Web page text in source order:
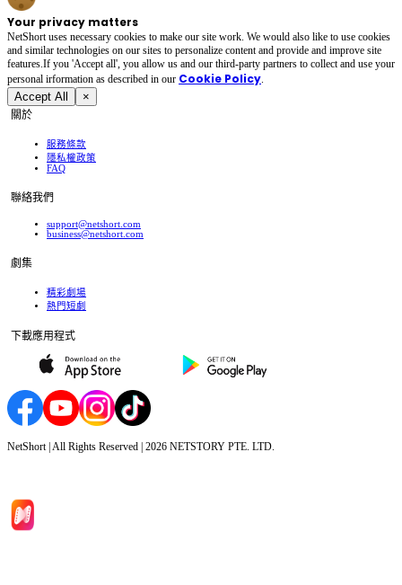
Your privacy matters
NetShort uses necessary cookies to make our site work. We would also like to use cookies
and similar technologies on our sites to personalize content and provide and improve site
features.If you 'Accept all', you allow us and our third-party partners to collect and use your
personal irformation as described in our Cookie Policy.
Accept All ×
關於
服務條款
隱私權政策
FAQ
聯絡我們
support@netshort.com
business@netshort.com
劇集
精彩劇場
熱門短劇
下載應用程式
NetShort | All Rights Reserved | 2026 NETSTORY PTE. LTD.